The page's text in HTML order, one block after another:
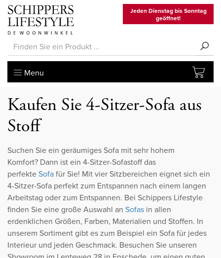
Jeden Dienstag bis Sonntag
geöffnet!
Menu
Kaufen Sie 4-Sitzer-Sofa aus
Stoff
Suchen Sie ein geräumiges Sofa mit sehr hohem
Komfort? Dann ist ein 4-Sitzer-Sofastoff das
perfekteSofafür Sie! Mit vier Sitzbereichen eignet sich ein
4-Sitzer-Sofa perfekt zum Entspannen nach einem langen
Arbeitstag oder zum Entspannen. Bei Schippers Lifestyle
finden Sie eine große Auswahl an Sofas in allen
erdenklichen Größen, Farben, Materialien und Stoffen. In
unserem Sortiment gibt es zum Beispiel ein Sofa für jedes
Interieur und jeden Geschmack. Besuchen Sie unseren